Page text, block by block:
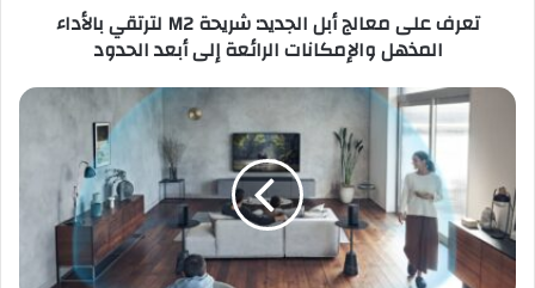
المذهل
إلى
تعرف على معالج أبل الجديد: شريحة M2 لترتقي بالأداء
المذهل والإمكانات الرائعة إلى أبعد الحدود
أفضل
تلفزيونات
سوني
والأنظمة
الصوتية